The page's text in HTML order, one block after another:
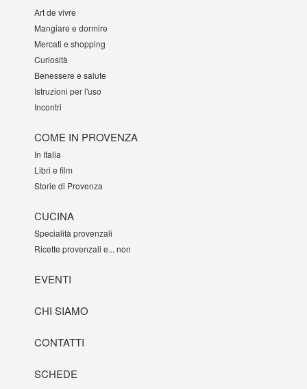
Art de vivre
Mangiare e dormire
Mercati e shopping
Curiosità
Benessere e salute
Istruzioni per l'uso
Incontri
COME IN PROVENZA
In Italia
Libri e film
Storie di Provenza
CUCINA
Specialità provenzali
Ricette provenzali e... non
EVENTI
CHI SIAMO
CONTATTI
SCHEDE